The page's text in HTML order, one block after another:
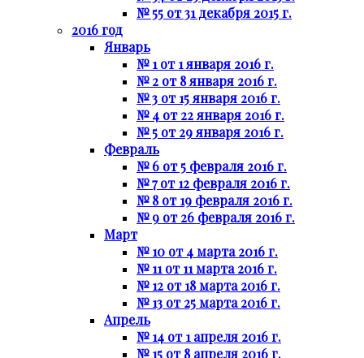
№ 55 от 31 декабря 2015 г.
2016 год
Январь
№ 1 от 1 января 2016 г.
№ 2 от 8 января 2016 г.
№ 3 от 15 января 2016 г.
№ 4 от 22 января 2016 г.
№ 5 от 29 января 2016 г.
Февраль
№ 6 от 5 февраля 2016 г.
№ 7 от 12 февраля 2016 г.
№ 8 от 19 февраля 2016 г.
№ 9 от 26 февраля 2016 г.
Март
№ 10 от 4 марта 2016 г.
№ 11 от 11 марта 2016 г.
№ 12 от 18 марта 2016 г.
№ 13 от 25 марта 2016 г.
Апрель
№ 14 от 1 апреля 2016 г.
№ 15 от 8 апреля 2016 г.